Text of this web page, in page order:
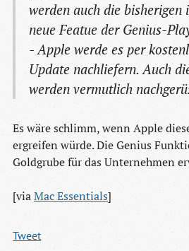
werden auch die bisherigen
neue Featue der Genius-
- Apple werde es per
Update nachliefern. Auch
werden vermutlich
Es wäre schlimm, wenn Apple
ergreifen würde. Die Genius
Goldgrube für das Unternehmen
[viaMac Essentials]
Tweet